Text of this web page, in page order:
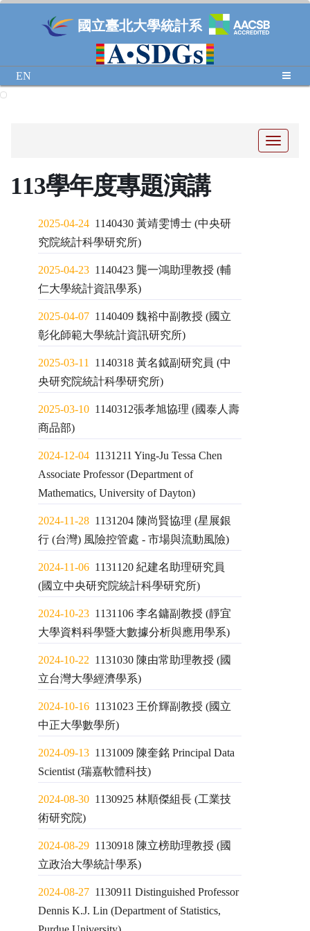
國立臺北大學統計系
EN
Toggle
113學年度專題演講
2025-04-24 1140430 黃靖雯博士 (中央研
究院統計科學研究所)
2025-04-23 1140423 龔一鴻助理教授 (輔
仁大學統計資訊學系)
2025-04-07 1140409 魏裕中副教授 (國立
彰化師範大學統計資訊研究所)
2025-03-11
1140318 黃名鉞副研究員 (中
央研究院統計科學研究所)
2025-03-10 1140312張孝旭協理 (國泰人壽
商品部)
2024-12-04 1131211 Ying-Ju Tessa Chen
Associate Professor (Department of
Mathematics, University of Dayton)
2024-11-28 1131204 陳尚賢協理 (星展銀
行 (台灣) 風險控管處 - 市場與流動風險)
2024-11-06 1131120 紀建名助理研究員
(國立中央研究院統計科學研究所)
2024-10-23 1131106 李名鏞副教授 (靜宜
大學資料科學暨大數據分析與應用學系)
2024-10-22 1131030 陳由常助理教授 (國
立台灣大學經濟學系)
2024-10-16 1131023 王价輝副教授 (國立
中正大學數學所)
2024-09-13 1131009 陳奎銘 Principal Data
Scientist (瑞嘉軟體科技)
2024-08-30 1130925 林順傑組長 (工業技
術研究院)
2024-08-29 1130918 陳立榜助理教授 (國
立政治大學統計學系)
2024-08-27 1130911 Distinguished Professor
Dennis K.J. Lin (Department of Statistics,